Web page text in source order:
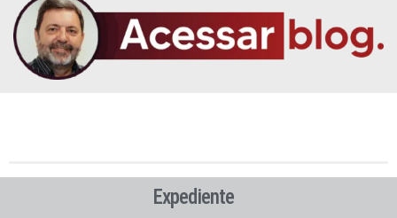
Expediente